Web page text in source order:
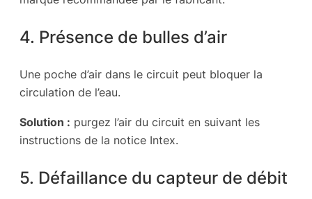
4. Présence de bulles d’air
Une poche d’air dans le circuit peut bloquer la
circulation de l’eau.
Solution : purgez l’air du circuit en suivant les
instructions de la notice Intex.
5. Défaillance du capteur de débit